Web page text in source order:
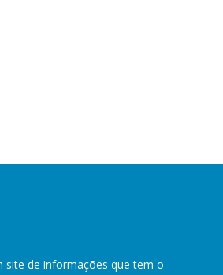
site de informações que tem o